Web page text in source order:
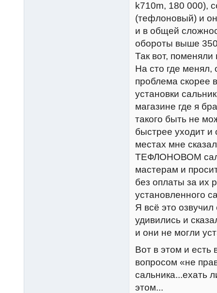
k710m, 180 000),
(тефлоновый) и
и в общей
обороты выше
Так вот, поменяли
На сто где менял,
проблема скорее
установки
магазине где я
такого быть не
быстрее уходит и
местах мне
ТЕФЛОНОВОМ
мастерам и
без оплаты за их
установленного
Я всё это
удивились и
и они не могли
Вот в этом и есть
вопросом «не
сальника...ехать
этом...